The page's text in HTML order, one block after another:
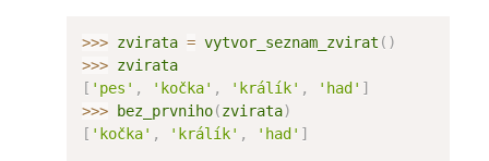
>>> zvirata = vytvor_seznam_zvirat ( )
>>>
[ 'pes' , 'kočka' , 'králík' , 'had' ]
>>> bez_prvniho(zvirata)
[ 'kočka' , 'králík' , 'had' ]